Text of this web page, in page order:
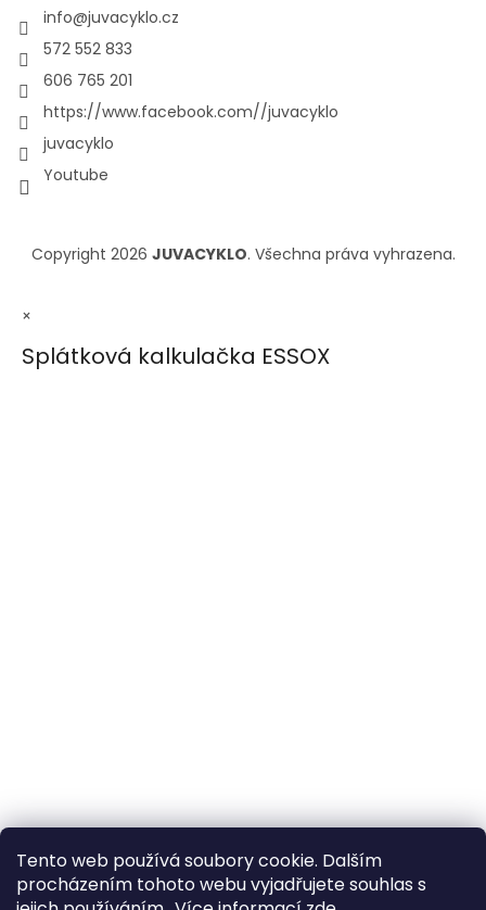
Tento web používá soubory cookie. Dalším
procházením tohoto webu vyjadřujete souhlas s
info@juvacyklo.cz
572 552 833
606 765 201
https://www.facebook.com//juvacyklo
juvacyklo
Youtube
Copyright 2026 JUVACYKLO. Všechna práva vyhrazena.
×
Splátková kalkulačka ESSOX